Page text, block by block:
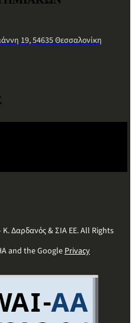
19, 54635 Θεσσαλονίκη
Δαρδανός & ΣΙΑ ΕΕ. All Rights
and the GooglePrivacy